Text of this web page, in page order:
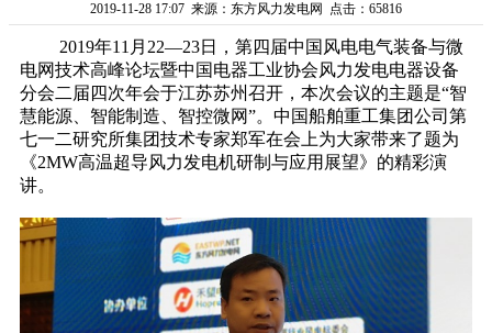
2019-11-28 17:07 来源：东方风力发电网 点击：65816
2019年11月22—23日，第四届中国风电电气装备与微
电网技术高峰论坛暨中国电器工业协会风力发电电器设备
分会二届四次年会于江苏苏州召开，本次会议的主题是“智
慧能源、智能制造、智控微网”。中国船舶重工集团公司第
七一二研究所集团技术专家郑军在会上为大家带来了题为
《2MW高温超导风力发电机研制与应用展望》的精彩演
讲。